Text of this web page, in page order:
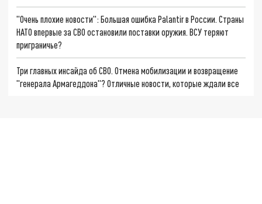
"Очень плохие новости": Большая ошибка Palantir в России. Страны
НАТО впервые за СВО остановили поставки оружия. ВСУ теряют
приграничье?
Три главных инсайда об СВО. Отмена мобилизации и возвращение
"генерала Армагеддона"? Отличные новости, которые ждали все